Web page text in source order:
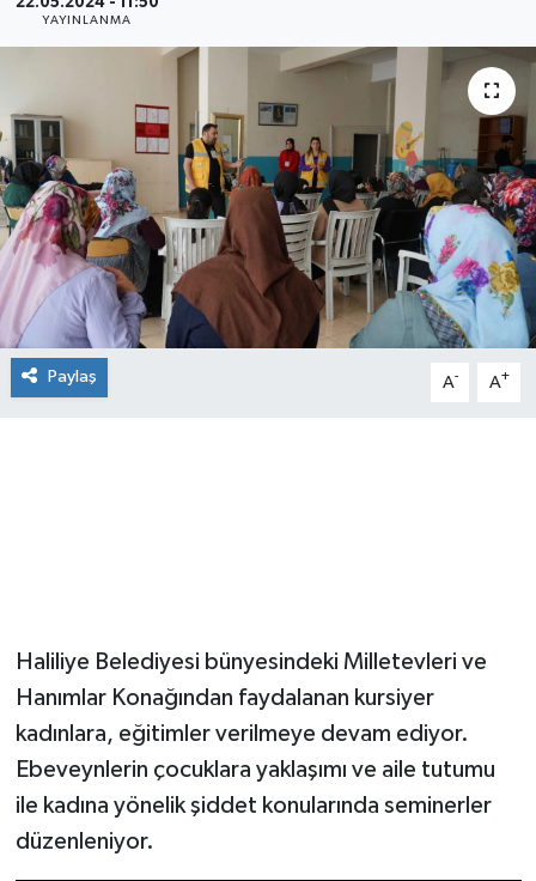
22.05.2024 - 11:50
YAYINLANMA
Paylaş A- A+
Haliliye Belediyesi bünyesindeki Milletevleri ve
Hanımlar Konağından faydalanan kursiyer
kadınlara, eğitimler verilmeye devam ediyor.
Ebeveynlerin çocuklara yaklaşımı ve aile tutumu
ile kadına yönelik şiddet konularında seminerler
düzenleniyor.